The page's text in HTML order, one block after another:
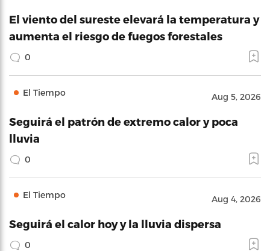
El viento del sureste elevará la temperatura y
aumenta el riesgo de fuegos forestales
0
El Tiempo Aug 5, 2026
Seguirá el patrón de extremo calor y poca
lluvia
0
El Tiempo Aug 4, 2026
Seguirá el calor hoy y la lluvia dispersa
0